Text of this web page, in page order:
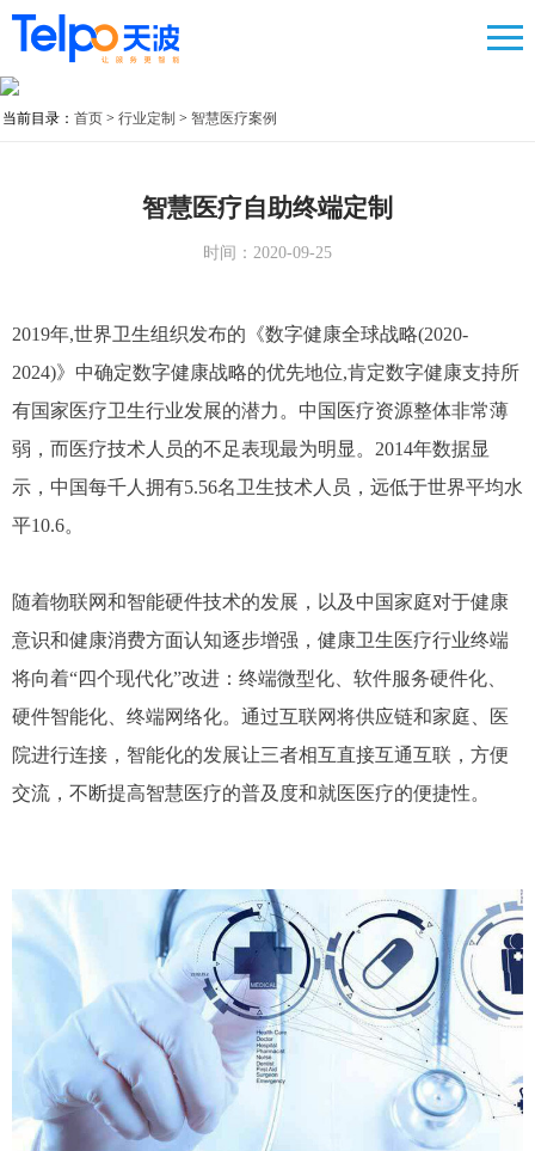
当前目录： 首页 > 行业定制 > 智慧医疗案例
智慧医疗自助终端定制
时间：2020-09-25
2019年,世界卫生组织发布的《数字健康全球战略(2020-
2024)》中确定数字健康战略的优先地位,肯定数字健康支持所
有国家医疗卫生行业发展的潜力。中国医疗资源整体非常薄
弱，而医疗技术人员的不足表现最为明显。2014年数据显
示，中国每千人拥有5.56名卫生技术人员，远低于世界平均水
平10.6。
随着物联网和智能硬件技术的发展，以及中国家庭对于健康
意识和健康消费方面认知逐步增强，健康卫生医疗行业终端
将向着“四个现代化”改进：终端微型化、软件服务硬件化、
硬件智能化、终端网络化。通过互联网将供应链和家庭、医
院进行连接，智能化的发展让三者相互直接互通互联，方便
交流，不断提高智慧医疗的普及度和就医医疗的便捷性。